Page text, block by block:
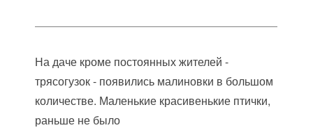
На даче кроме постоянных жителей -
трясогузок - появились малиновки в большом
количестве. Маленькие красивенькие птички,
раньше не было